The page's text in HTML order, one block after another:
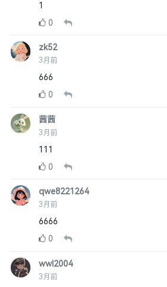
1
0
zk52
3月前
666
0
茜茜
3月前
111
0
qwe8221264
3月前
6666
0
wwl2004
3月前